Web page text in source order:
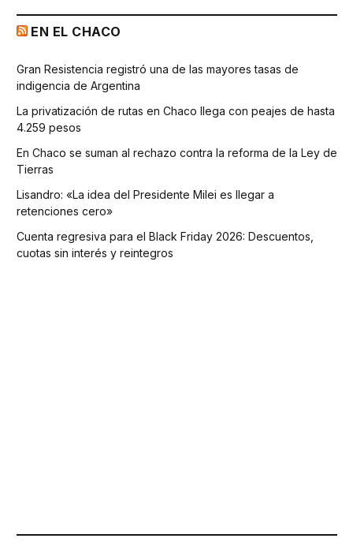
EN EL CHACO
Gran Resistencia registró una de las mayores tasas de
indigencia de Argentina
La privatización de rutas en Chaco llega con peajes de hasta
4.259 pesos
En Chaco se suman al rechazo contra la reforma de la Ley de
Tierras
Lisandro: «La idea del Presidente Milei es llegar a
retenciones cero»
Cuenta regresiva para el Black Friday 2026: Descuentos,
cuotas sin interés y reintegros